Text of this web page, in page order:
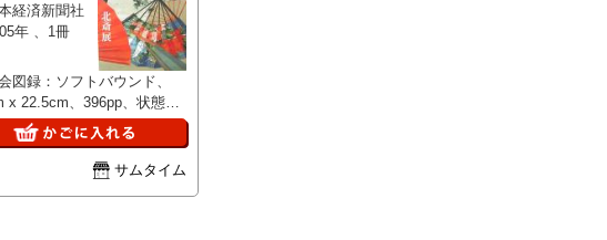
本経済新聞社
、2005年 、1冊
図録：ソフトバウンド、
x 22.5cm、396pp、状態：
サムタイム